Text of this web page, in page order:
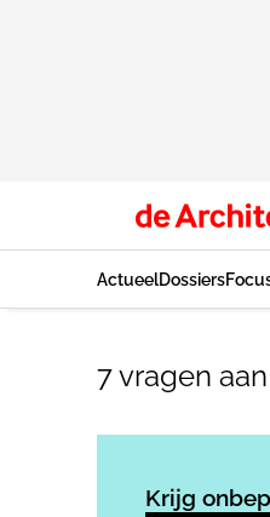
ActueelDossiers
7 vragen
Krijg